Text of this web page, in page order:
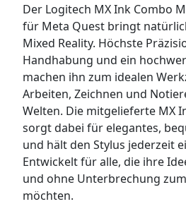
Der Logitech MX Ink Combo
für Meta Quest bringt
Mixed Reality. Höchste
Handhabung und ein
machen ihn zum idealen
Arbeiten, Zeichnen und
Welten. Die mitgelieferte MX
sorgt dabei für elegantes,
und hält den Stylus jederzeit
Entwickelt für alle, die ihre
und ohne Unterbrechung
möchten.